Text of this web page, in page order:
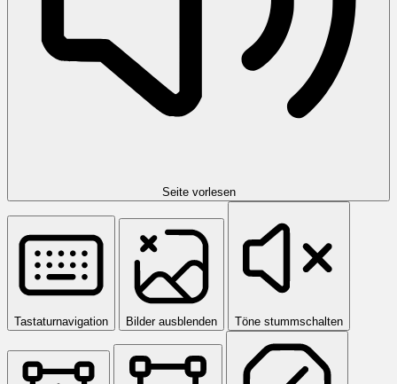
Seite vorlesen
Tastaturnavigation Bilder ausblenden Töne stummschalten